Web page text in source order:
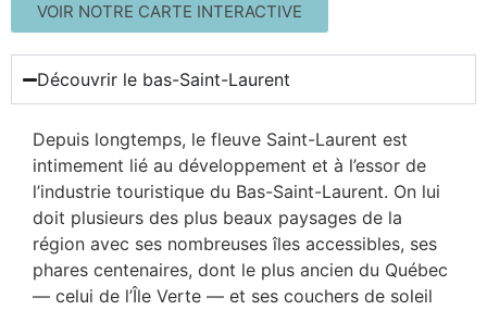
VOIR NOTRE CARTE INTERACTIVE
Découvrir le bas-Saint-Laurent
Depuis longtemps, le fleuve Saint-Laurent est
intimement lié au développement et à l’essor de
l’industrie touristique du Bas-Saint-Laurent. On lui
doit plusieurs des plus beaux paysages de la
région avec ses nombreuses îles accessibles, ses
phares centenaires, dont le plus ancien du Québec
— celui de l’Île Verte — et ses couchers de soleil